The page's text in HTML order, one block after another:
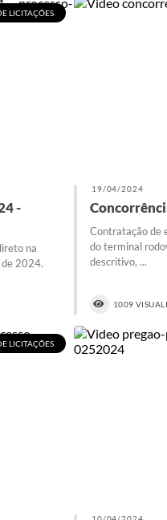
LICITAÇÕES
-
na
2024.
19/04/2024
Contratação de
do terminal
descritivo, ...
1009
LICITAÇÕES